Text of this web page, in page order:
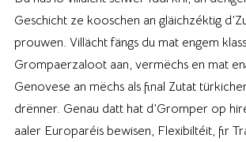
Geschicht ze kooschen an gläichzéktig
prouwen. Villächt fängs du mat engem
Grompaerzaloot aan, vermëchs en mat
Genovese an mëchs als final Zutat
drënner. Genau datt hat d’Gromper op
aaler Europaréis bewisen, Flexibiltéit, fir